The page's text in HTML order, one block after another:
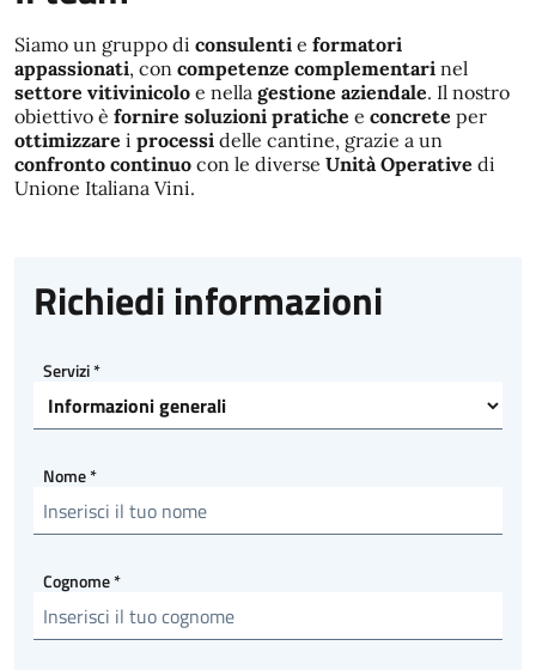
Siamo un gruppo di consulenti e formatori
appassionati, con competenze complementari nel
settore vitivinicolo e nella gestione aziendale. Il nostro
obiettivo è fornire soluzioni pratiche e concrete per
ottimizzare i processi delle cantine, grazie a un
confronto continuo con le diverse Unità Operative di
Unione Italiana Vini.
Richiedi informazioni
Servizi*
Nome*
Cognome*